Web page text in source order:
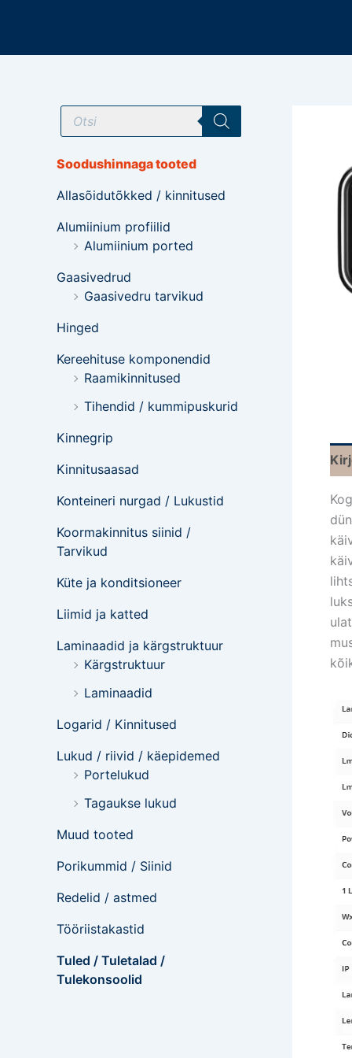
T
o
e
t
e
o
s
Soodushinnaga tooted
Allasõidutõkked / kinnitused
Alumiinium profiilid
Alumiinium ported
Gaasivedrud
Gaasivedru tarvikud
Hinged
Kereehituse komponendid
Raamikinnitused
Tihendid / kummipuskurid
Kinnegrip
Kinnitusaasad
Konteineri nurgad / Lukustid
Koormakinnitus siinid /
Tarvikud
Küte ja konditsioneer
Liimid ja katted
Laminaadid ja kärgstruktuur
Kärgstruktuur
Laminaadid
Logarid / Kinnitused
Lukud / riivid / käepidemed
Portelukud
Tagaukse lukud
Muud tooted
Porikummid / Siinid
Redelid / astmed
Tööriistakastid
Tuled / Tuletalad /
Tulekonsoolid